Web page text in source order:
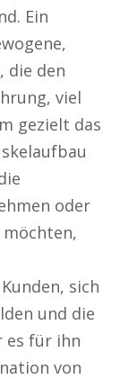
Ein
die den
viel
gezielt das
oder
sich
und die
es für ihn
von